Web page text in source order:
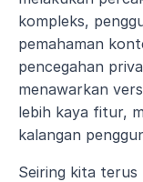
kompleks,
pemahaman
pencegahan
menawarkan
lebih kaya fitur,
kalangan
Seiring kita terus